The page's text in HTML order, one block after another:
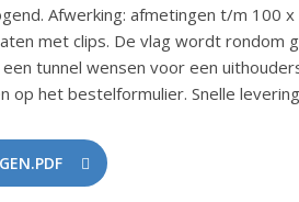
Afwerking: afmetingen t/m 100
met clips. De vlag wordt rondom
tunnel wensen voor een
op het bestelformulier. Snelle